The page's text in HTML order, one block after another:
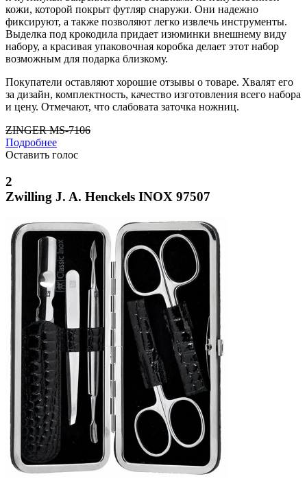
кожи, которой покрыт футляр снаружи. Они надежно
фиксируют, а также позволяют легко извлечь инструменты.
Выделка под крокодила придает изюминки внешнему виду
набору, а красивая упаковочная коробка делает этот набор
возможным для подарка близкому.
Покупатели оставляют хорошие отзывы о товаре. Хвалят его
за дизайн, комплектность, качество изготовления всего набора
и цену. Отмечают, что слабовата заточка ножниц.
ZINGER MS-7106
Подробнее
Оставить голос
2
Zwilling J. A. Henckels INOX 97507